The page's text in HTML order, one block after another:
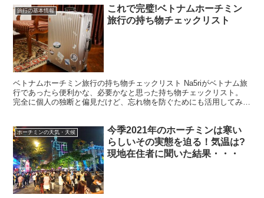
旅行の基本情報
これで完璧!ベトナムホーチミン
旅行の持ち物チェックリスト
ベトナムホーチミン旅行の持ち物チェックリスト Na5riがベトナム旅
行であったら便利かな、必要かなと思った持ち物チェックリスト。
完全に個人の独断と偏見だけど、忘れ物を防ぐためにも活用してみて
ホーチミンの天気・天候
今季2021年のホーチミンは寒い
らしいその実態を迫る！気温は?
現地在住者に聞いた結果・・・